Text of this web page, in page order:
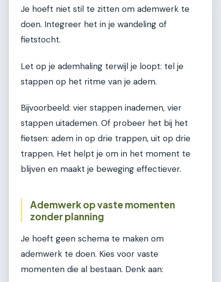
Je hoeft niet stil te zitten om ademwerk te
doen. Integreer het in je wandeling of
fietstocht.
Let op je ademhaling terwijl je loopt: tel je
stappen op het ritme van je adem.
Bijvoorbeeld: vier stappen inademen, vier
stappen uitademen. Of probeer het bij het
fietsen: adem in op drie trappen, uit op drie
trappen. Het helpt je om in het moment te
blijven en maakt je beweging effectiever.
Ademwerk op vaste momenten
zonder planning
Je hoeft geen schema te maken om
ademwerk te doen. Kies voor vaste
momenten die al bestaan. Denk aan: